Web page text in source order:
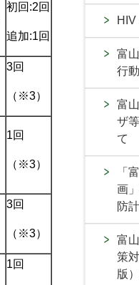
初回:2回
追加:1回
3回
（※3）
1回
（※3）
3回
（※3）
1回
富
行
富
ザ
て
「
画
防
富
策
版